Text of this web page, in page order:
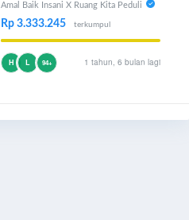
Amal Baik Insani X Ruang Kita Peduli
Rp 3.333.245 terkumpul
H L 94+ 1 tahun, 6 bulan lagi